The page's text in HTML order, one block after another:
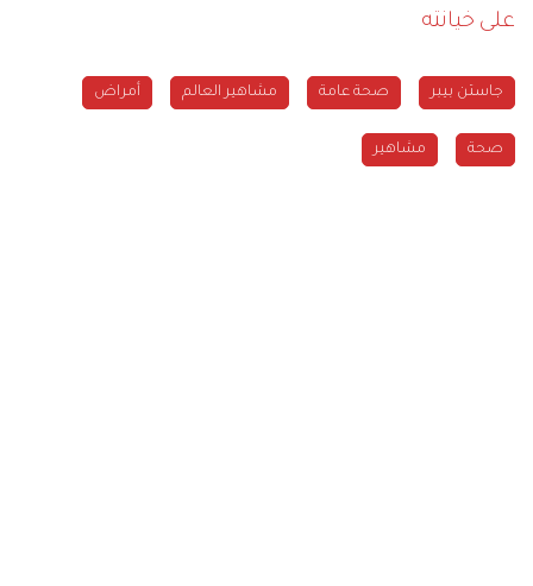
على خيانته
جاستن بيبر صحة عامة مشاهير العالم أمراض
صحة مشاهير